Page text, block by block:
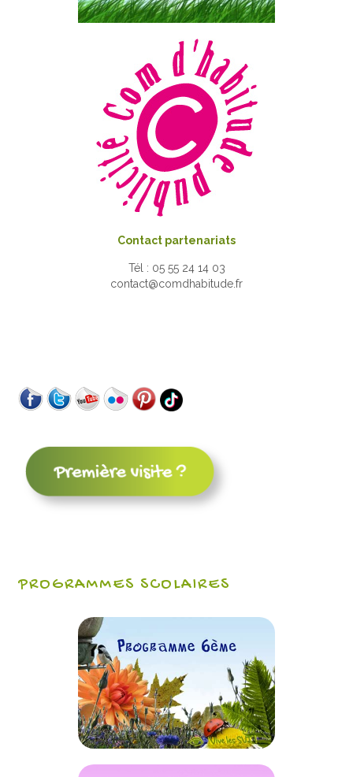
Contact partenariats
Tél : 05 55 24 14 03
contact@comdhabitude.fr
PROGRAMMES SCOLAIRES